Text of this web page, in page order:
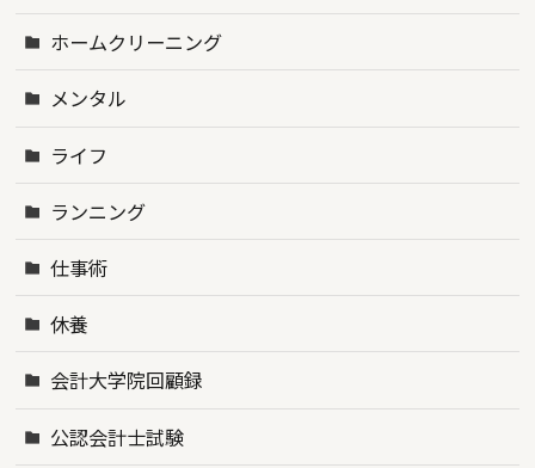
ホームクリーニング
メンタル
ライフ
ランニング
仕事術
休養
会計大学院回顧録
公認会計士試験